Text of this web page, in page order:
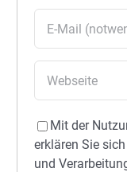
Mit der
erklären Sie
und